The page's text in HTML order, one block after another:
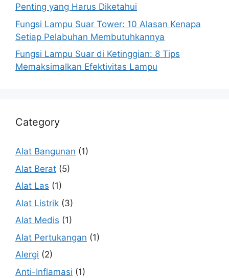
Penting yang Harus Diketahui
Fungsi Lampu Suar Tower: 10 Alasan Kenapa
Setiap Pelabuhan Membutuhkannya
Fungsi Lampu Suar di Ketinggian: 8 Tips
Memaksimalkan Efektivitas Lampu
Category
Alat Bangunan (1)
Alat Berat (5)
Alat Las (1)
Alat Listrik (3)
Alat Medis (1)
Alat Pertukangan (1)
Alergi (2)
Anti-Inflamasi (1)